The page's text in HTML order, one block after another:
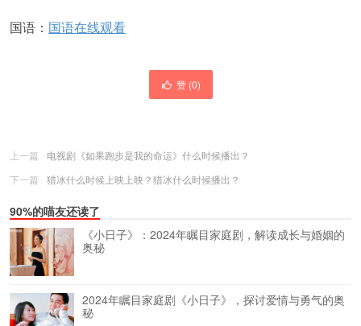
国语： 国语在线观看
赞 (0)
上一篇
电视剧《如果跑步是我的命运》什么时候播出？
下一篇
猎冰什么时候上映上映？猎冰什么时候播出？
90%的喵友还读了
《小日子》：2024年瞩目家庭剧，解读成长与婚姻的
奥秘
2024年瞩目家庭剧《小日子》，探讨爱情与勇气的奥
秘